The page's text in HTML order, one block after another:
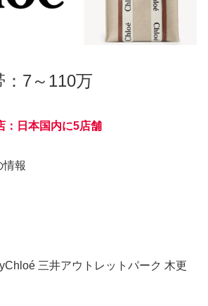
7～110万
：日本国内に5店舗
報
三井アウトレットパーク 木更